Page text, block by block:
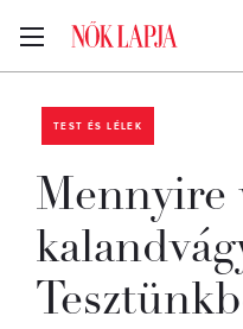
TEST ÉS LÉLEK
Mennyire